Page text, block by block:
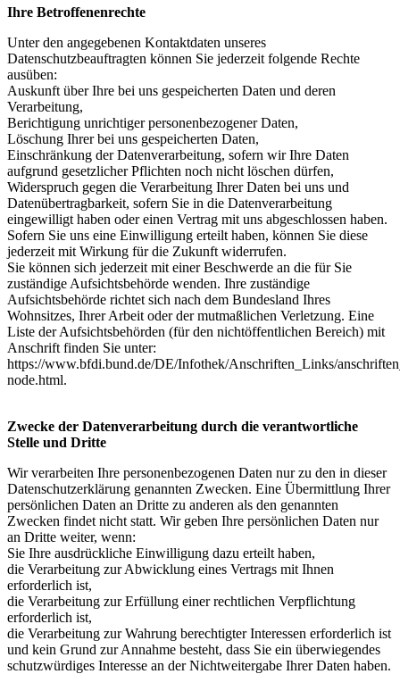
Ihre Betroffenenrechte
Unter den angegebenen Kontaktdaten unseres
Datenschutzbeauftragten können Sie jederzeit folgende Rechte
ausüben:
Auskunft über Ihre bei uns gespeicherten Daten und deren
Verarbeitung,
Berichtigung unrichtiger personenbezogener Daten,
Löschung Ihrer bei uns gespeicherten Daten,
Einschränkung der Datenverarbeitung, sofern wir Ihre Daten
aufgrund gesetzlicher Pflichten noch nicht löschen dürfen,
Widerspruch gegen die Verarbeitung Ihrer Daten bei uns und
Datenübertragbarkeit, sofern Sie in die Datenverarbeitung
eingewilligt haben oder einen Vertrag mit uns abgeschlossen haben.
Sofern Sie uns eine Einwilligung erteilt haben, können Sie diese
jederzeit mit Wirkung für die Zukunft widerrufen.
Sie können sich jederzeit mit einer Beschwerde an die für Sie
zuständige Aufsichtsbehörde wenden. Ihre zuständige
Aufsichtsbehörde richtet sich nach dem Bundesland Ihres
Wohnsitzes, Ihrer Arbeit oder der mutmaßlichen Verletzung. Eine
Liste der Aufsichtsbehörden (für den nichtöffentlichen Bereich) mit
Anschrift finden Sie unter:
https://www.bfdi.bund.de/DE/Infothek/Anschriften_Links/
node.html.
Zwecke der Datenverarbeitung durch die verantwortliche
Stelle und Dritte
Wir verarbeiten Ihre personenbezogenen Daten nur zu den in dieser
Datenschutzerklärung genannten Zwecken. Eine Übermittlung Ihrer
persönlichen Daten an Dritte zu anderen als den genannten
Zwecken findet nicht statt. Wir geben Ihre persönlichen Daten nur
an Dritte weiter, wenn:
Sie Ihre ausdrückliche Einwilligung dazu erteilt haben,
die Verarbeitung zur Abwicklung eines Vertrags mit Ihnen
erforderlich ist,
die Verarbeitung zur Erfüllung einer rechtlichen Verpflichtung
erforderlich ist,
die Verarbeitung zur Wahrung berechtigter Interessen erforderlich ist
und kein Grund zur Annahme besteht, dass Sie ein überwiegendes
schutzwürdiges Interesse an der Nichtweitergabe Ihrer Daten haben.